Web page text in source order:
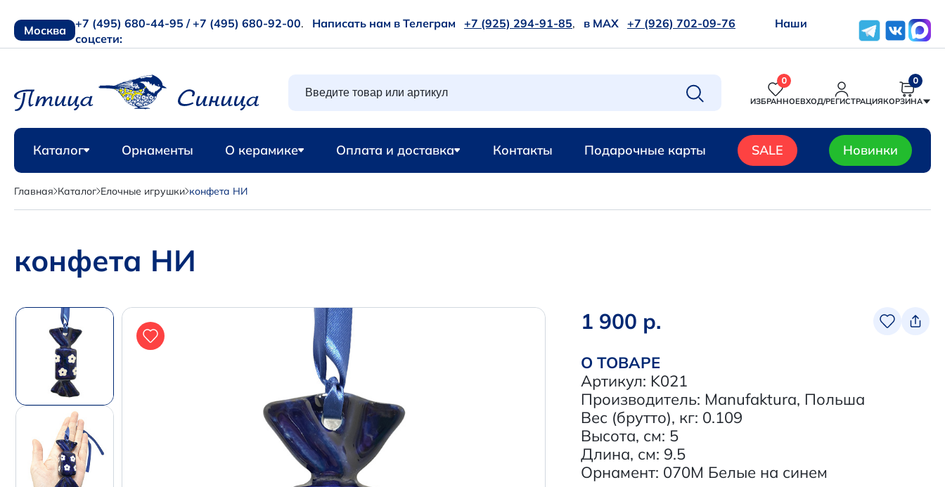
Москва +7 (495) 680-44-95 / +7 (495) 680-92-00. Написать нам в Телеграм +7 (925) 294-91-85, в MAX +7 (926) 702-09-76
Наши
соцсети:
0
ИЗБРАННОЕВХОД/РЕГИСТРАЦИЯ
0
КОРЗИНА
Каталог Орнаменты О керамике Оплата и доставка Контакты Подарочные карты SALE Новинки
Главная Каталог Елочные игрушки конфета НИ
конфета НИ
1 900 р.
О ТОВАРЕ
Артикул: K021
Производитель: Manufaktura, Польша
Вес (брутто), кг: 0.109
Высота, см: 5
Длина, см: 9.5
Орнамент: 070M Белые на синем